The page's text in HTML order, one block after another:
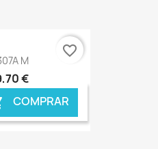
€ ONLINE
M
€
COMPRAR
favorite_border